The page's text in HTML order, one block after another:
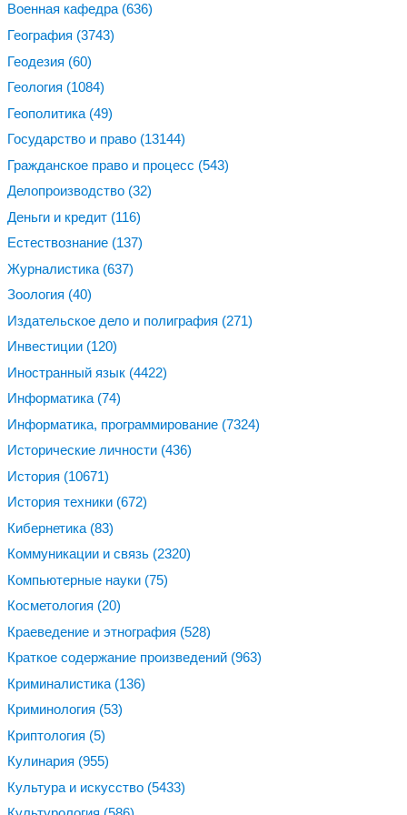
Военная кафедра (636)
География (3743)
Геодезия (60)
Геология (1084)
Геополитика (49)
Государство и право (13144)
Гражданское право и процесс (543)
Делопроизводство (32)
Деньги и кредит (116)
Естествознание (137)
Журналистика (637)
Зоология (40)
Издательское дело и полиграфия (271)
Инвестиции (120)
Иностранный язык (4422)
Информатика (74)
Информатика, программирование (7324)
Исторические личности (436)
История (10671)
История техники (672)
Кибернетика (83)
Коммуникации и связь (2320)
Компьютерные науки (75)
Косметология (20)
Краеведение и этнография (528)
Краткое содержание произведений (963)
Криминалистика (136)
Криминология (53)
Криптология (5)
Кулинария (955)
Культура и искусство (5433)